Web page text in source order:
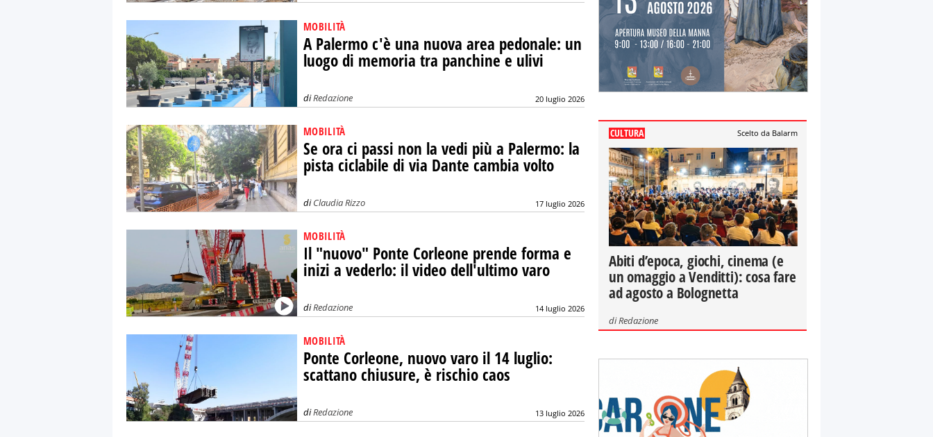
MOBILITÀ
A Palermo c'è una nuova area pedonale: un
luogo di memoria tra panchine e ulivi
diRedazione 20 luglio 2026
MOBILITÀ
Se ora ci passi non la vedi più a Palermo: la
pista ciclabile di via Dante cambia volto
diClaudia Rizzo 17 luglio 2026
MOBILITÀ
Il "nuovo" Ponte Corleone prende forma e
inizi a vederlo: il video dell'ultimo varo
diRedazione 14 luglio 2026
MOBILITÀ
Ponte Corleone, nuovo varo il 14 luglio:
scattano chiusure, è rischio caos
diRedazione 13 luglio 2026
CULTURA Scelto da Balarm
Abiti d’epoca, giochi, cinema (e
un omaggio a Venditti): cosa fare
ad agosto a Bolognetta
diRedazione